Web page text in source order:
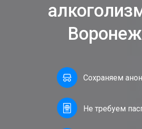
Сохраняем
Не требуем